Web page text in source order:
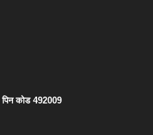
पिन कोड492009